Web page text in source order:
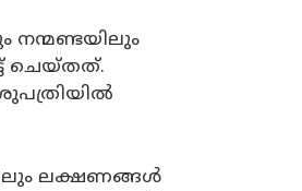
നന്മണ്ടയിലും
ചെയ്തത്.
ലക്ഷണങ്ങൾ